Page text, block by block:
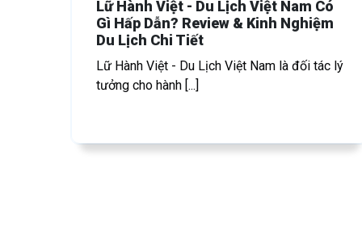
Lữ Hành Việt - Du Lịch Việt Nam Có
Gì Hấp Dẫn? Review & Kinh Nghiệm
Du Lịch Chi Tiết
Lữ Hành Việt - Du Lịch Việt Nam là đối tác lý
tưởng cho hành [...]